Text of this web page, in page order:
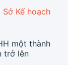
Sở Kế hoạch
một thành
trở lên